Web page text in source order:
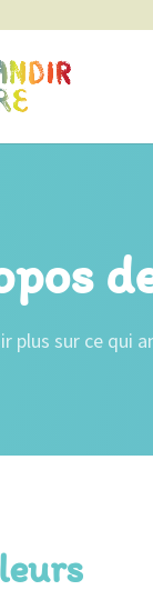
plus sur ce qui